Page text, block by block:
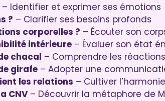
– Identifier et exprimer ses émotions
? – Clarifier ses besoins profonds
corporelles ? – Écouter son
intérieure – Évaluer son état
chacal – Comprendre les
girafe – Adopter une
les relations – Cultiver l’harmonie
CNV – Découvrir la métaphore de